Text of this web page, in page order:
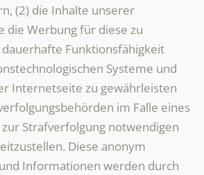
(2) die Inhalte unserer
die Werbung für diese zu
Funktionsfähigkeit
Systeme und
Internetseite zu gewährleisten
im Falle eines
Strafverfolgung notwendigen
Diese anonym
Informationen werden durch